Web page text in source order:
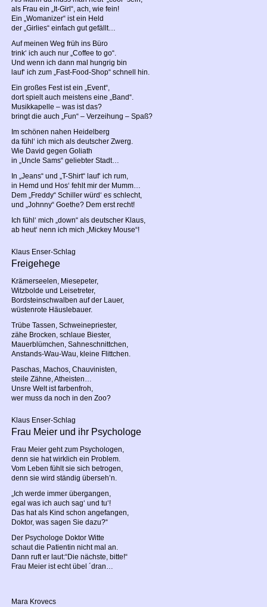
als Frau ein „It-Girl“, ach, wie fein!
Ein „Womanizer“ ist ein Held
der „Girlies“ einfach gut gefällt…
Auf meinen Weg früh ins Büro
trink‘ ich auch nur „Coffee to go“.
Und wenn ich dann mal hungrig bin
lauf‘ ich zum „Fast-Food-Shop“ schnell hin.
Ein großes Fest ist ein „Event“,
dort spielt auch meistens eine „Band“.
Musikkapelle – was ist das?
bringt die auch „Fun“ – Verzeihung – Spaß?
Im schönen nahen Heidelberg
da fühl‘ ich mich als deutscher Zwerg.
Wie David gegen Goliath
in „Uncle Sams“ geliebter Stadt…
In „Jeans“ und „T-Shirt“ lauf‘ ich rum,
in Hemd und Hos‘ fehlt mir der Mumm…
Dem „Freddy“ Schiller würd‘ es schlecht,
und „Johnny“ Goethe? Dem erst recht!
Ich fühl‘ mich „down“ als deutscher Klaus,
ab heut‘ nenn ich mich „Mickey Mouse“!
Klaus Enser-Schlag
Freigehege
Krämerseelen, Miesepeter,
Witzbolde und Leisetreter,
Bordsteinschwalben auf der Lauer,
wüstenrote Häuslebauer.
Trübe Tassen, Schweinepriester,
zähe Brocken, schlaue Biester,
Mauerblümchen, Sahneschnittchen,
Anstands-Wau-Wau, kleine Flittchen.
Paschas, Machos, Chauvinisten,
steile Zähne, Atheisten…
Unsre Welt ist farbenfroh,
wer muss da noch in den Zoo?
Klaus Enser-Schlag
Frau Meier und ihr Psychologe
Frau Meier geht zum Psychologen,
denn sie hat wirklich ein Problem.
Vom Leben fühlt sie sich betrogen,
denn sie wird ständig überseh’n.
„Ich werde immer übergangen,
egal was ich auch sag‘ und tu‘!
Das hat als Kind schon angefangen,
Doktor, was sagen Sie dazu?“
Der Psychologe Doktor Witte
schaut die Patientin nicht mal an.
Dann ruft er laut:“Die nächste, bitte!“
Frau Meier ist echt übel ´dran…
Mara Krovecs